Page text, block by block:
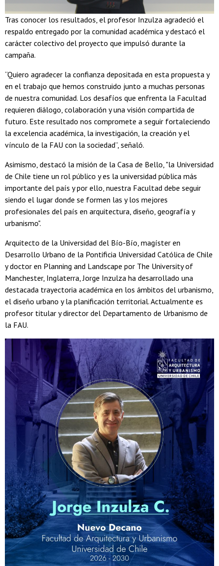
Tras conocer los resultados, el profesor Inzulza agradeció el
respaldo entregado por la comunidad académica y destacó el
carácter colectivo del proyecto que impulsó durante la
campaña.
“Quiero agradecer la confianza depositada en esta propuesta y
en el trabajo que hemos construido junto a muchas personas
de nuestra comunidad. Los desafíos que enfrenta la Facultad
requieren diálogo, colaboración y una visión compartida de
futuro. Este resultado nos compromete a seguir fortaleciendo
la excelencia académica, la investigación, la creación y el
vínculo de la FAU con la sociedad”, señaló.
Asimismo, destacó la misión de la Casa de Bello, "la Universidad
de Chile tiene un rol público y es la universidad pública más
importante del país y por ello, nuestra Facultad debe seguir
siendo el lugar donde se formen las y los mejores
profesionales del país en arquitectura, diseño, geografía y
urbanismo".
Arquitecto de la Universidad del Bío-Bío, magíster en
Desarrollo Urbano de la Pontificia Universidad Católica de Chile
y doctor en Planning and Landscape por The University of
Manchester, Inglaterra, Jorge Inzulza ha desarrollado una
destacada trayectoria académica en los ámbitos del urbanismo,
el diseño urbano y la planificación territorial. Actualmente es
profesor titular y director del Departamento de Urbanismo de
la FAU.